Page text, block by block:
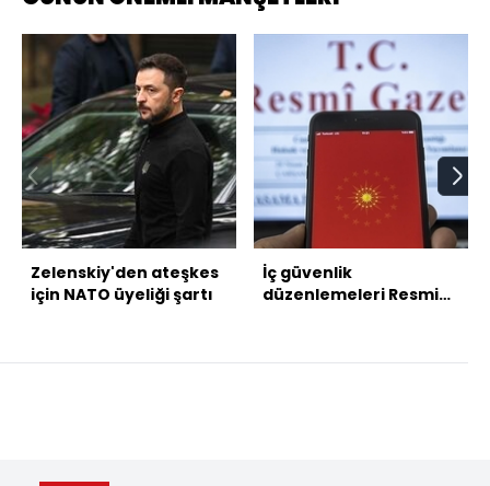
Zelenskiy'den ateşkes
için NATO üyeliği şartı
İç güvenlik
düzenlemeleri Resmi